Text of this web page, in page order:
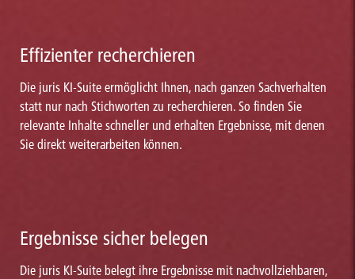
Effizienter recherchieren
Die juris KI-Suite ermöglicht Ihnen, nach ganzen Sachverhalten
statt nur nach Stichworten zu recherchieren. So finden Sie
relevante Inhalte schneller und erhalten Ergebnisse, mit denen
Sie direkt weiterarbeiten können.
Ergebnisse sicher belegen
Die juris KI-Suite belegt ihre Ergebnisse mit nachvollziehbaren,